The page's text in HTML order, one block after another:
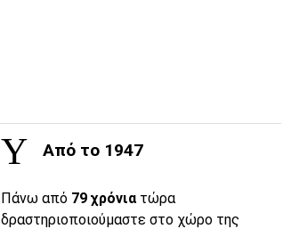
Από το 1947
Πάνω από 79 χρόνια τώρα
δραστηριοποιούμαστε στο χώρο της